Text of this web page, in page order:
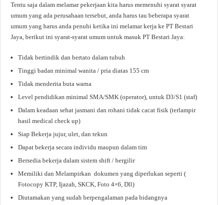
Tentu saja dalam melamar pekerjaan kita harus memenuhi syarat syarat
umum yang ada perusahaan tersebut, anda harus tau beberapa syarat
umum yang harus anda penuhi ketika ini melamar kerja ke PT Bestari
Jaya, berikut ini syarat-syarat umum untuk masuk PT Bestari Jaya:
Tidak bertindik dan bertato dalam tubuh
Tinggi badan minimal wanita / pria diatas 155 cm
Tidak menderita buta warna
Level pendidikan minimal SMA/SMK (operator), untuk D3/S1 (staf)
Dalam keadaan sehat jasmani dan rohani tidak cacat fisik (terlampir
hasil medical check up)
Siap Bekerja jujur, ulet, dan tekun
Dapat bekerja secara individu maupun dalam tim
Bersedia bekerja dalam sistem shift / bergilir
Memiliki dan Melampirkan dokumen yang diperlukan seperti (
Fotocopy KTP, Ijazah, SKCK, Foto 4×6, Dll)
Diutamakan yang sudah berpengalaman pada bidangnya